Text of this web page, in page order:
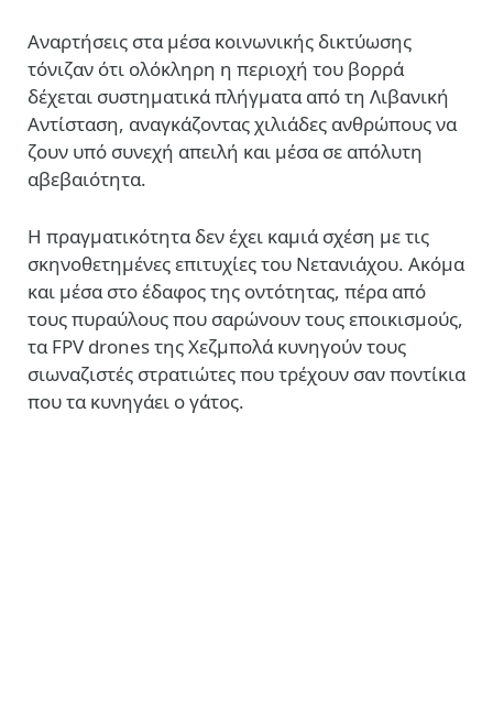
Αναρτήσεις στα μέσα κοινωνικής δικτύωσης
τόνιζαν ότι ολόκληρη η περιοχή του βορρά
δέχεται συστηματικά πλήγματα από τη Λιβανική
Αντίσταση, αναγκάζοντας χιλιάδες ανθρώπους να
ζουν υπό συνεχή απειλή και μέσα σε απόλυτη
αβεβαιότητα.
Η πραγματικότητα δεν έχει καμιά σχέση με τις
σκηνοθετημένες επιτυχίες του Νετανιάχου. Ακόμα
και μέσα στο έδαφος της οντότητας, πέρα από
τους πυραύλους που σαρώνουν τους εποικισμούς,
τα FPV drones της Χεζμπολά κυνηγούν τους
σιωναζιστές στρατιώτες που τρέχουν σαν ποντίκια
που τα κυνηγάει ο γάτος.